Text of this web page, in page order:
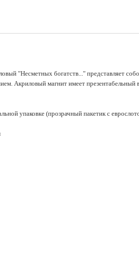
"Несметных богатств..." представляет
Акриловый магнит имеет
упаковке (прозрачный пакетик с